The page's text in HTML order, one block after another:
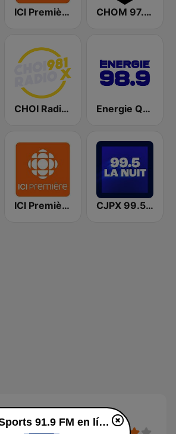
ICI Première Montréal CHOM 97.7 FM
CHOI Radio X 98.1 FM Energie Québec 98.9 FM
ICI Première Québec CJPX 99.5 MTL
91.9 FM BPM Sports 91.9 FM en línea